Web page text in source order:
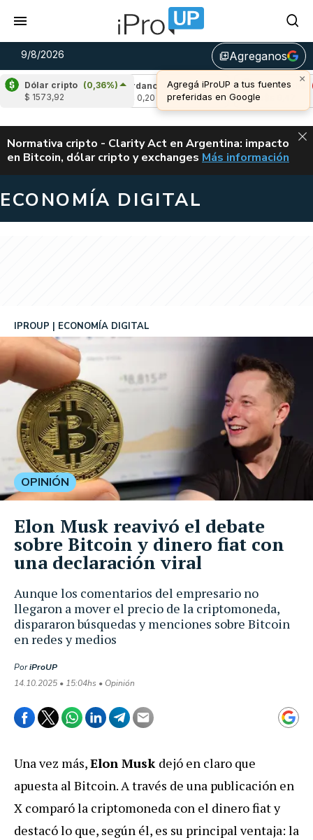
9/8/2026 library_addAgreganos
×
Agregá iProUP a tus fuentes
preferidas en Google
Dólar cripto (0,36%)
$ 1573,92
Cardano (-0,23%)
Avalanche
(-
u$s 6,47
ALERTA
Normativa cripto - Clarity Act en Argentina: impacto
en Bitcoin, dólar cripto y exchanges CLARITY ACT EN
Más información
ECONOMÍA DIGITAL
Aunque los comentarios del empresario no
llegaron a mover el precio de la criptomoneda,
dispararon búsquedas y menciones sobre Bitcoin
en redes y medios
IPROUP ECONOMÍA DIGITAL
PoriProUP
14.10.2025 • 15:04hs • Opinión
OPINIÓN
Elon Musk reavivó el debate
sobre Bitcoin y dinero fiat con
una declaración viral
Una vez más,Elon Musk dejó en claro que
apuesta al Bitcoin. A través de una publicación en
X comparó la criptomoneda con el dinero fiat y
destacó lo que, según él, es su principal ventaja: la